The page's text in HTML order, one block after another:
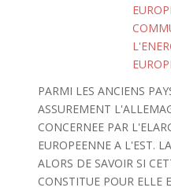
PARMI LES ANCIENS
ASSUREMENT
CONCERNEE PAR
EUROPEENNE A L'EST.
ALORS DE SAVOIR SI
CONSTITUE POUR ELLE